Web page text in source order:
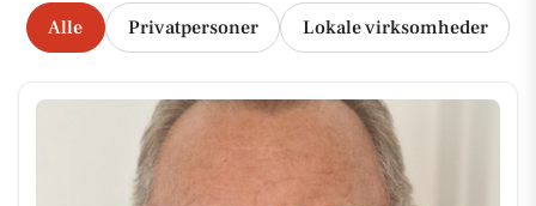
Alle Privatpersoner Lokale virksomheder